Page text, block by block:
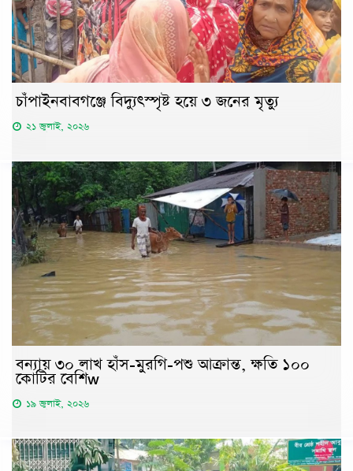
চাঁপাইনবাবগঞ্জে বিদ্যুৎস্পৃষ্ট হয়ে ৩ জনের মৃত্যু
২১ জুলাই, ২০২৬
বন্যায় ৩০ লাখ হাঁস-মুরগি-পশু আক্রান্ত, ক্ষতি ১০০
কোটির বেশিw
১৯ জুলাই, ২০২৬